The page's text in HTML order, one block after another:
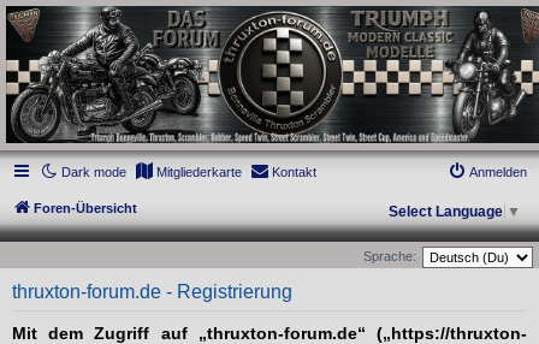
thruxton-forum.de
DAS FORUM! Alles rund um die Triumph Modern Classic Modelle. Das Forum für
die New Bonneville Baureihen ab BJ 2001. Triumph Bonneville, Thruxton,
Scrambler, Bobber, Speed Twin, Street Scrambler, Street Twin, Street Cup, America
und Speedmaster.
Dark mode
Mitgliederkarte Kontakt Anmelden
Foren-Übersicht Select Language ▼
Sprache:
thruxton-forum.de - Registrierung
Mit dem Zugriff auf „thruxton-forum.de“ („https://thruxton-